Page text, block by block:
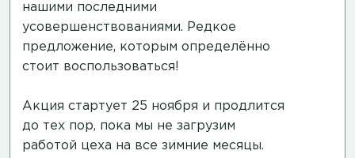
нашими последними
усовершенствованиями. Редкое
предложение, которым определённо
стоит воспользоваться!
Акция стартует 25 ноября и продлится
до тех пор, пока мы не загрузим
работой цеха на все зимние месяцы.